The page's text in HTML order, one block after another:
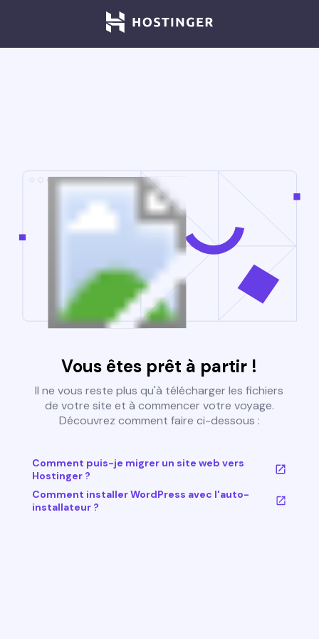
Vous êtes prêt à partir !
Il ne vous reste plus qu'à télécharger les fichiers
de votre site et à commencer votre voyage.
Découvrez comment faire ci-dessous :
Comment puis-je migrer un site web vers
Hostinger ?
Comment installer WordPress avec l'auto-
installateur ?